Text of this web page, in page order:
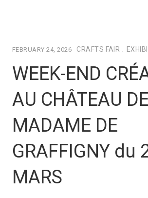
FEBRUARY 24, 2026 CRAFTS FAIR
WEEK-END
AU CHÂTEAU DE
MADAME DE
GRAFFIGNY du
MARS